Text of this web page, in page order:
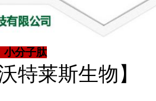
分子肽
特莱斯生物】